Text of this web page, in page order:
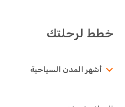
خطط لرحلتك
أشهر المدن السياحية